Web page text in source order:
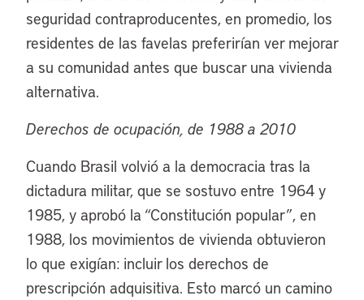
seguridad contraproducentes, en promedio, los
residentes de las favelas preferirían ver mejorar
a su comunidad antes que buscar una vivienda
alternativa.
Derechos de ocupación, de 1988 a 2010
Cuando Brasil volvió a la democracia tras la
dictadura militar, que se sostuvo entre 1964 y
1985, y aprobó la “Constitución popular”, en
1988, los movimientos de vivienda obtuvieron
lo que exigían: incluir los derechos de
prescripción adquisitiva. Esto marcó un camino